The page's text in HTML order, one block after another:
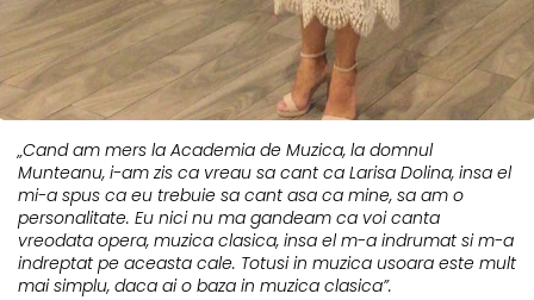
„Cand am mers la Academia de Muzica, la domnul
Munteanu, i-am zis ca vreau sa cant ca Larisa Dolina, insa el
mi-a spus ca eu trebuie sa cant asa ca mine, sa am o
personalitate. Eu nici nu ma gandeam ca voi canta
vreodata opera, muzica clasica, insa el m-a indrumat si m-a
indreptat pe aceasta cale. Totusi in muzica usoara este mult
mai simplu, daca ai o baza in muzica clasica”.